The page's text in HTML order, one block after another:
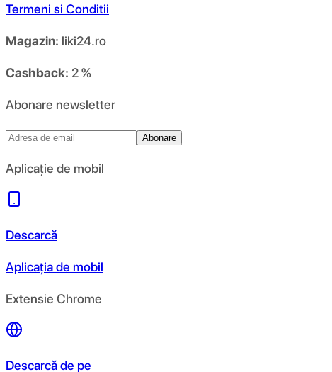
Termeni si Conditii
Magazin: liki24.ro
Cashback: 2 %
Abonare newsletter
Abonare
Aplicație de mobil
Descarcă
Aplicația de mobil
Extensie Chrome
Descarcă de pe